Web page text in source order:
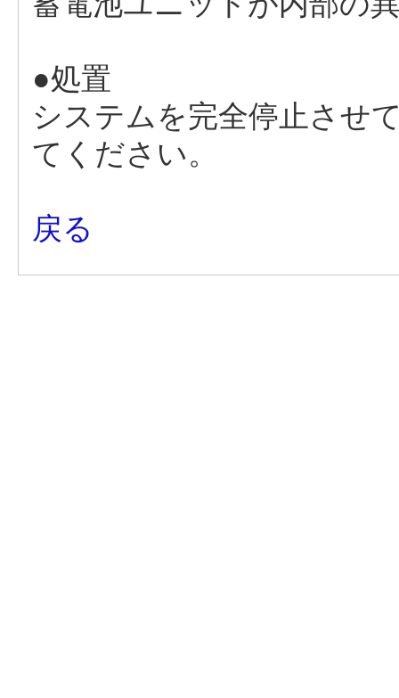
●処置
システムを完全停止させ
てください。
戻る